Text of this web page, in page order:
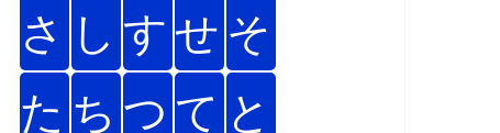
さ し すせ そ
た ち つ て と